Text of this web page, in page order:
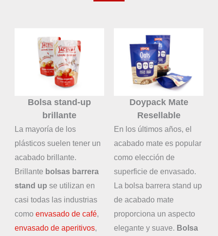
Bolsa stand-up
brillante
La mayoría de los
plásticos suelen tener un
acabado brillante.
Brillante bolsas barrera
stand up se utilizan en
casi todas las industrias
como envasado de café,
envasado de aperitivos,
Doypack Mate
Resellable
En los últimos años, el
acabado mate es popular
como elección de
superficie de envasado.
La bolsa barrera stand up
de acabado mate
proporciona un aspecto
elegante y suave. Bolsa